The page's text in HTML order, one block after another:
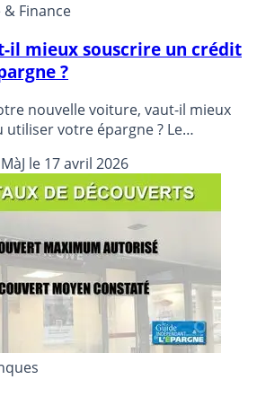
Finance
il mieux souscrire un crédit
?
nouvelle voiture, vaut-il mieux
votre épargne ? Le
que la solution du crédit est la
il a omis de dire pour qui.
financière biaisée.
le 17 avril 2026